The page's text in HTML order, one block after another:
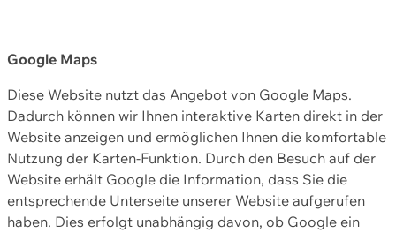
Google Maps
Diese Website nutzt das Angebot von Google Maps.
Dadurch können wir Ihnen interaktive Karten direkt in der
Website anzeigen und ermöglichen Ihnen die komfortable
Nutzung der Karten-Funktion. Durch den Besuch auf der
Website erhält Google die Information, dass Sie die
entsprechende Unterseite unserer Website aufgerufen
haben. Dies erfolgt unabhängig davon, ob Google ein